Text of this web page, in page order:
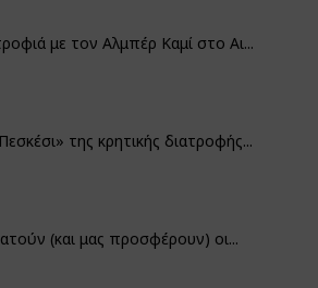
με τον Αλμπέρ Καμί στο Αι...
της κρητικής διατροφής...
(και μας προσφέρουν) οι...